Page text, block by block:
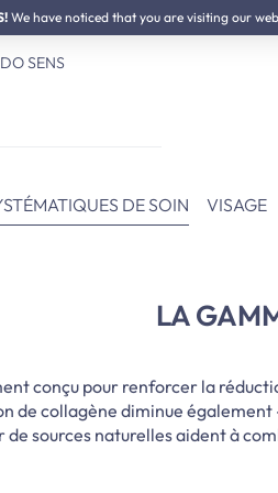
We have noticed that you are visiting our
réduction
SENS
DE SOIN VISAGE
LA
conçu pour renforcer la
de collagène diminue
sources naturelles aident à